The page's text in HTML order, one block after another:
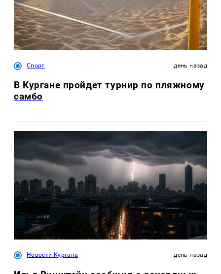
Спорт день назад
В Кургане пройдет турнир по пляжному
самбо
Новости Кургана день назад